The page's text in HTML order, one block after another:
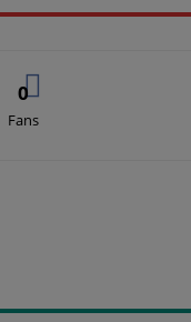
0
Fans